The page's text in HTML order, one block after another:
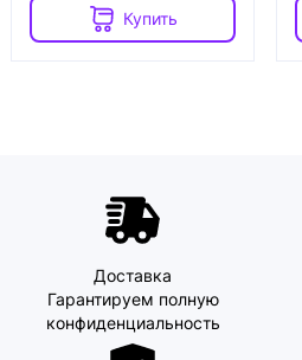
Купить
Доставка
Гарантируем полную
конфиденциальность